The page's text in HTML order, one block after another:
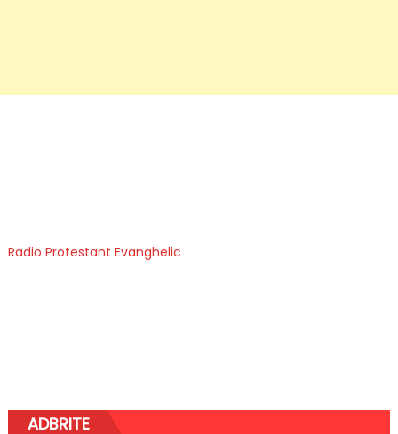
Radio Protestant Evanghelic
ADBRITE